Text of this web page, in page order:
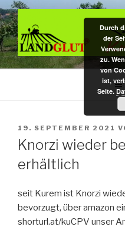
Zum
Inhalt
springen
DAS BIO
Hundekauspielzeug /
Nagarium u. Terrarium –
VERÖFFENTLICHT
AM
19. SEPTEMBER 2021
Knorzi wieder
erhältlich
seit Kurem ist Knorzi
bevorzugt, über amazon
shorturl.at/kuCPV unser
Durch
der
zu.
von
ist,
Seite.